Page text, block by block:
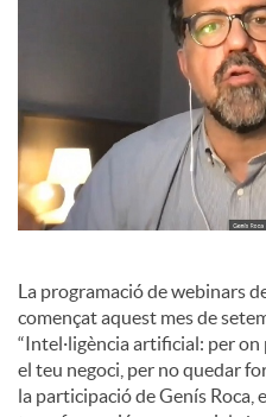
i
a
l
s
La programació de webinars
començat aquest mes de
“Intel·ligència artificial: per
el teu negoci, per no quedar
la participació de Genís Roca,